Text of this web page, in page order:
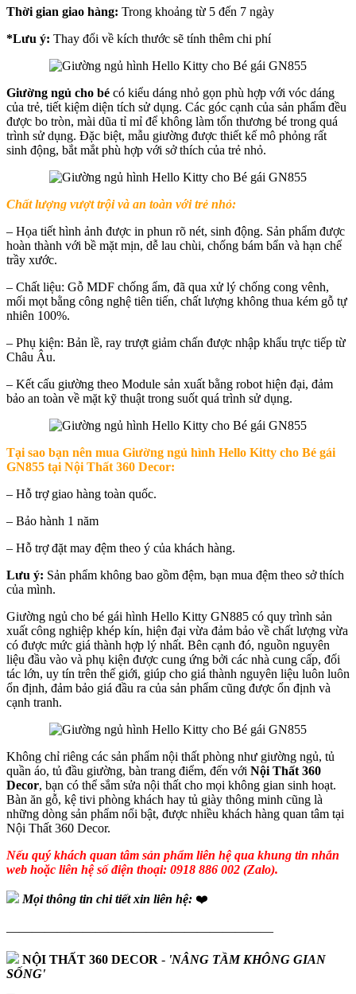
Thời gian giao hàng: Trong khoảng từ 5 đến 7 ngày
*Lưu ý: Thay đổi về kích thước sẽ tính thêm chi phí
Giường ngủ cho bé có kiểu dáng nhỏ gọn phù hợp với vóc dáng
của trẻ, tiết kiệm diện tích sử dụng. Các góc cạnh của sản phẩm đều
được bo tròn, mài dũa tỉ mỉ để không làm tổn thương bé trong quá
trình sử dụng. Đặc biệt, mẫu giường được thiết kế mô phỏng rất
sinh động, bắt mắt phù hợp với sở thích của trẻ nhỏ.
Chất lượng vượt trội và an toàn với trẻ nhỏ:
– Họa tiết hình ảnh được in phun rõ nét, sinh động. Sản phẩm được
hoàn thành với bề mặt mịn, dễ lau chùi, chống bám bẩn và hạn chế
trầy xước.
– Chất liệu: Gỗ MDF chống ẩm, đã qua xử lý chống cong vênh,
mối mọt bằng công nghệ tiên tiến, chất lượng không thua kém gỗ tự
nhiên 100%.
– Phụ kiện: Bản lề, ray trượt giảm chấn được nhập khẩu trực tiếp từ
Châu Âu.
– Kết cấu giường theo Module sản xuất bằng robot hiện đại, đảm
bảo an toàn về mặt kỹ thuật trong suốt quá trình sử dụng.
Tại sao bạn nên mua Giường ngủ hình Hello Kitty cho Bé gái
GN855 tại Nội Thất 360 Decor:
– Hỗ trợ giao hàng toàn quốc.
– Bảo hành 1 năm
– Hỗ trợ đặt may đệm theo ý của khách hàng.
Lưu ý: Sản phẩm không bao gồm đệm, bạn mua đệm theo sở thích
của mình.
Giường ngủ cho bé gái hình Hello Kitty GN885 có quy trình sản
xuất công nghiệp khép kín, hiện đại vừa đảm bảo về chất lượng vừa
có được mức giá thành hợp lý nhất. Bên cạnh đó, nguồn nguyên
liệu đầu vào và phụ kiện được cung ứng bởi các nhà cung cấp, đối
tác lớn, uy tín trên thế giới, giúp cho giá thành nguyên liệu luôn luôn
ổn định, đảm bảo giá đầu ra của sản phẩm cũng được ổn định và
cạnh tranh.
Không chỉ riêng các sản phẩm nội thất phòng như giường ngủ, tủ
quần áo, tủ đầu giường, bàn trang điểm, đến với Nội Thất 360
Decor, bạn có thể sắm sửa nội thất cho mọi không gian sinh hoạt.
Bàn ăn gỗ, kệ tivi phòng khách hay tủ giày thông minh cũng là
những dòng sản phẩm nổi bật, được nhiều khách hàng quan tâm tại
Nội Thất 360 Decor.
Nếu quý khách quan tâm sản phẩm liên hệ qua khung tin nhắn
web hoặc liên hệ số điện thoại: 0918 886 002 (Zalo).
Mọi thông tin chi tiết xin liên hệ: ❤️
—————————————————————
NỘI THẤT 360 DECOR - 'NÂNG TẦM KHÔNG GIAN
SỐNG'